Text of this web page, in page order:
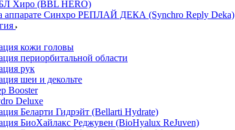
Хиро (BBL HERO)
аппарате Синхро РЕПЛАЙ ДЕКА (Synchro Reply Deka)
кожи головы
периорбитальной области
рук
шеи и декольте
Booster
Deluxe
Беларти Гидрэйт (Bellarti Hydrate)
БиоХайлакс Реджувен (BioHyalux ReJuven)